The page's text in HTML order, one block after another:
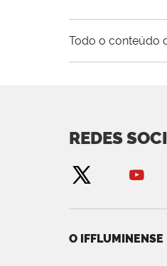
Todo o conteúdo
REDES
O IFFLUMINENSE